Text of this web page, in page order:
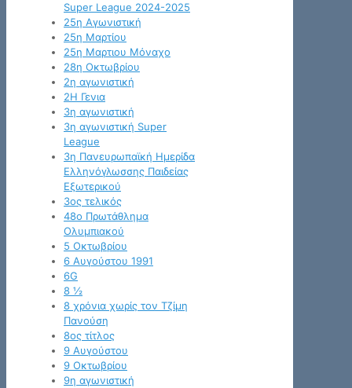
Super League 2024-2025
25η Αγωνιστική
25η Μαρτίου
25η Μαρτιου Μόναχο
28η Οκτωβρίου
2η αγωνιστική
2Η Γενια
3η αγωνιστική
3η αγωνιστική Super
League
3η Πανευρωπαϊκή Ημερίδα
Ελληνόγλωσσης Παιδείας
Εξωτερικού
3ος τελικός
48ο Πρωτάθλημα
Ολυμπιακού
5 Οκτωβρίου
6 Αυγούστου 1991
6G
8 ½
8 χρόνια χωρίς τον Τζίμη
Πανούση
8ος τίτλος
9 Αυγούστου
9 Οκτωβρίου
9η αγωνιστική